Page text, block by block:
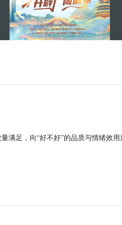
满足，向“好不好”的品质与情绪效用